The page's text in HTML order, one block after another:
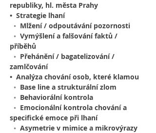
republiky, hl. města Prahy
•  Strategie lhaní
◦  Mlžení / odpoutávání pozornosti
◦  Vymýšlení a falšování faktů /
příběhů
◦  Přehánění / bagatelizování /
zamlčování
•  Analýza chování osob, které klamou
◦  Base line a strukturální zlom
◦  Behaviorální kontrola
◦  Emocionální kontrola chování a
specifické emoce při lhaní
◦  Asymetrie v mimice a mikrovýrazy